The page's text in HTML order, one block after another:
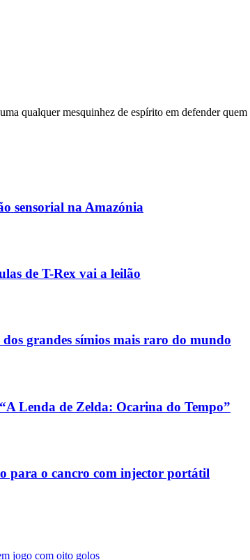
qualquer mesquinhez de espírito em defender
sensorial na Amazónia
de T-Rex vai a leilão
grandes símios mais raro do mundo
Lenda de Zelda: Ocarina do Tempo”
para o cancro com injector portátil
jogo com oito golos